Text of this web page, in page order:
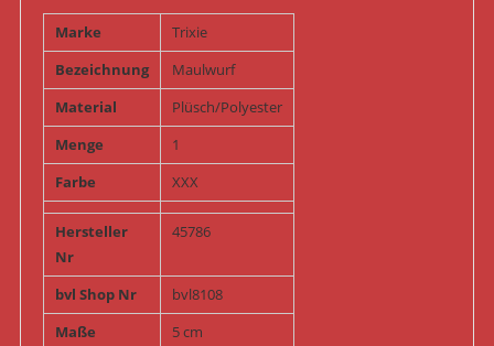
Marke
Trixie
Bezeichnung
Maulwurf
Material
Plüsch/Polyester
Menge
1
Farbe
XXX
Hersteller
Nr
45786
bvl Shop Nr
bvl8108
Maße
5 cm